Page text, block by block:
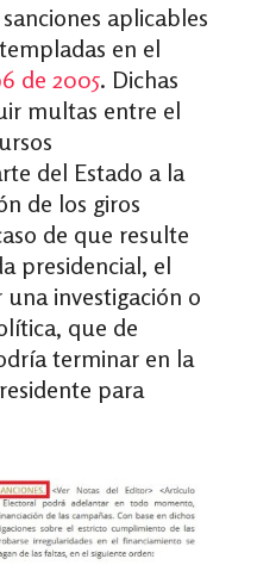
aplicables
en el
de 2005. Dichas
multas entre el
del Estado a la
de los giros
de que resulte
presidencial, el
investigación o
que de
terminar en la
para